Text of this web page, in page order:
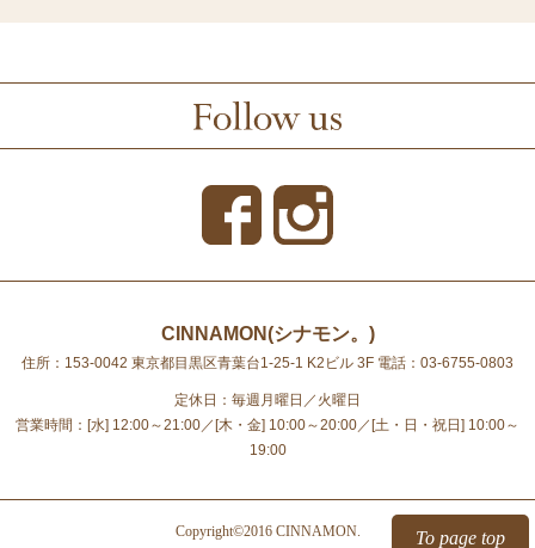
CINNAMON(シナモン。)
住所：153-0042 東京都目黒区青葉台1-25-1 K2ビル 3F 電話：03-6755-0803
定休日：毎週月曜日／火曜日
営業時間：[水] 12:00～21:00／[木・金] 10:00～20:00／[土・日・祝日] 10:00～
19:00
Copyright©2016 CINNAMON. To page top